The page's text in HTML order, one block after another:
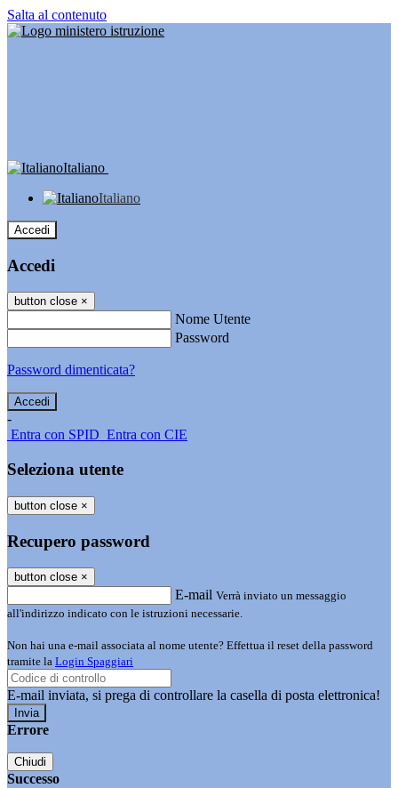
Salta al contenuto
Italiano
Italiano
Accedi
Accedi
button close ×
Nome Utente
Password
Password dimenticata?
-
Entra con SPID Entra con CIE
Seleziona utente
button close ×
Recupero password
button close ×
E-mail Verrà inviato un messaggio
all'indirizzo indicato con le istruzioni necessarie.
Non hai una e-mail associata al nome utente? Effettua il reset della password
tramite la Login Spaggiari
E-mail inviata, si prega di controllare la casella di posta elettronica!
Errore
Chiudi
Successo